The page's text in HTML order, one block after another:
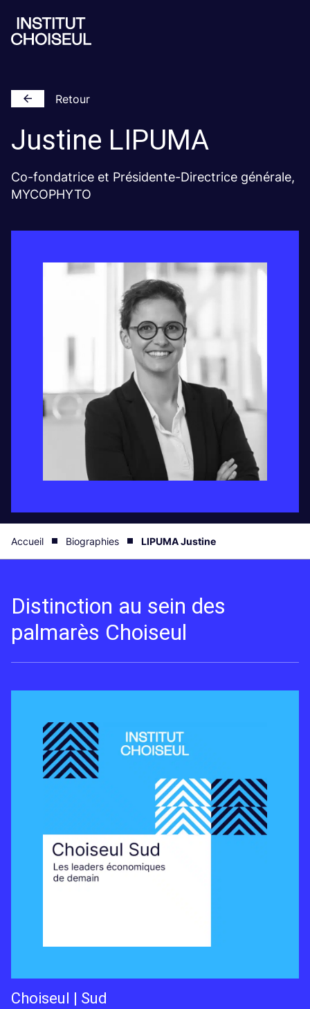
Retour
Justine LIPUMA
Co-fondatrice et Présidente-Directrice générale,
MYCOPHYTO
Accueil Biographies LIPUMA Justine
Distinction au sein des
palmarès Choiseul
Choiseul | Sud